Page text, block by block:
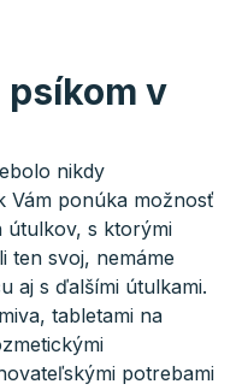
psíkom v
nikdy
Vám ponúka možnosť
s ktorými
ten svoj, nemáme
aj s ďalšími útulkami.
tabletami na
potrebami